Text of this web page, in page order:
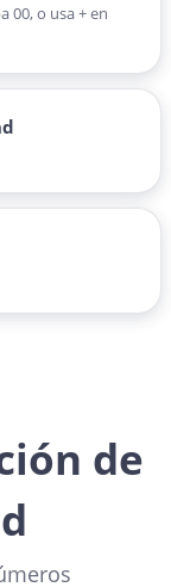
00, o usa + en
de